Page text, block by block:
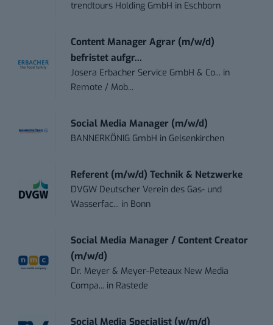
trendtours Holding GmbH in Eschborn
Content Manager Agrar (m/w/d)
befristet aufgr...
Josera Erbacher Service GmbH & Co... in
Remote / Mob...
Social Media Manager (m/w/d)
BANNERKÖNIG GmbH in Gelsenkirchen
Referent (m/w/d) Technik & Netzwerke
DVGW Deutscher Verein des Gas- und
Wasserfac... in Bonn
Social Media Manager / Content Creator
(m/w/d)
Dr. Meyer & Meyer-Peteaux New Media
Compa... in Rastede
Social Media Specialist (w/m/d)